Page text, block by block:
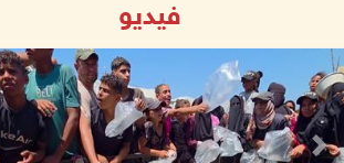
07/آب/2026 10:15 م
الاحتلال يعيق تنقل المواطنين ويقتحم بلدات شرق ...
07/آب/2026 08:52 م
فيديو
Next